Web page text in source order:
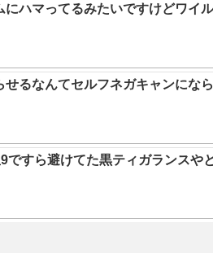
にハマってるみたいですけどワイ
せるなんてセルフネガキャンにな
ですら避けてた黒ティガランスや